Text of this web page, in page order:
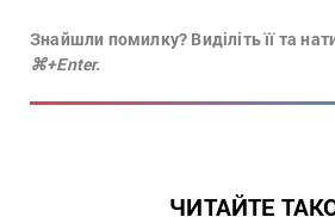
Знайшли помилку? Виділіть її та
⌘+Enter.
ЧИТАЙТЕ